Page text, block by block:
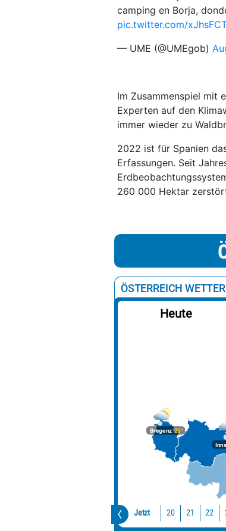
camping en Borja,
pic.twitter.com/
— UME (@UMEgob)
Im Zusammenspiel mit
Experten auf den
immer wieder zu
2022 ist für Spanien
Erfassungen. Seit
260 000 Hektar
ÖSTERREICH WETTER
Heute
Bregenz26°
Jetzt 20 21 22